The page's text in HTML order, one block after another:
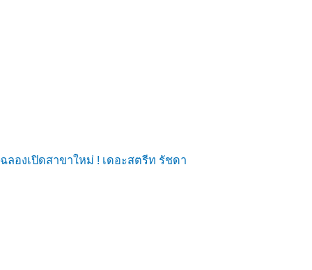
ฉลองเปิดสาขาใหม่ ! เดอะสตรีท รัชดา